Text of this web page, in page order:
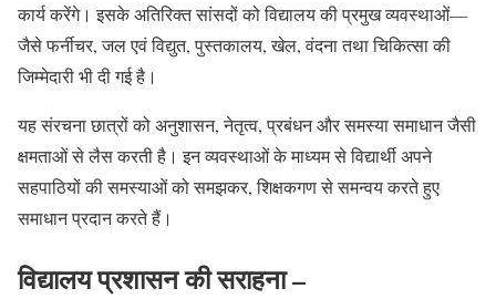
कार्य करेंगे। इसके अतिरिक्त सांसदों को विद्यालय की प्रमुख व्यवस्थाओं—
जैसे फर्नीचर, जल एवं विद्युत, पुस्तकालय, खेल, वंदना तथा चिकित्सा की
जिम्मेदारी भी दी गई है।
यह संरचना छात्रों को अनुशासन, नेतृत्व, प्रबंधन और समस्या समाधान जैसी
क्षमताओं से लैस करती है। इन व्यवस्थाओं के माध्यम से विद्यार्थी अपने
सहपाठियों की समस्याओं को समझकर, शिक्षकगण से समन्वय करते हुए
समाधान प्रदान करते हैं।
विद्यालय प्रशासन की सराहना –